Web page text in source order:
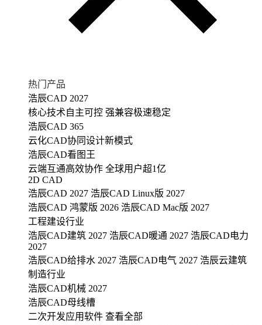
热门产品
浩辰CAD 2027
核心技术自主可控 强兼容极速稳定
浩辰CAD 365
云化CAD协同设计新模式
浩辰CAD看图王
云端互通高效协作 全球用户超1亿
2D CAD
浩辰CAD 2027 浩辰CAD Linux版 2027
浩辰CAD 鸿蒙版 2026 浩辰CAD Mac版 2027
工程建设行业
浩辰CAD建筑 2027 浩辰CAD暖通 2027 浩辰CAD电力
2027
浩辰CAD给排水 2027 浩辰CAD电气 2027 浩辰云建筑
制造行业
浩辰CAD机械 2027
浩辰CAD母线槽
二次开发应用软件 查看全部